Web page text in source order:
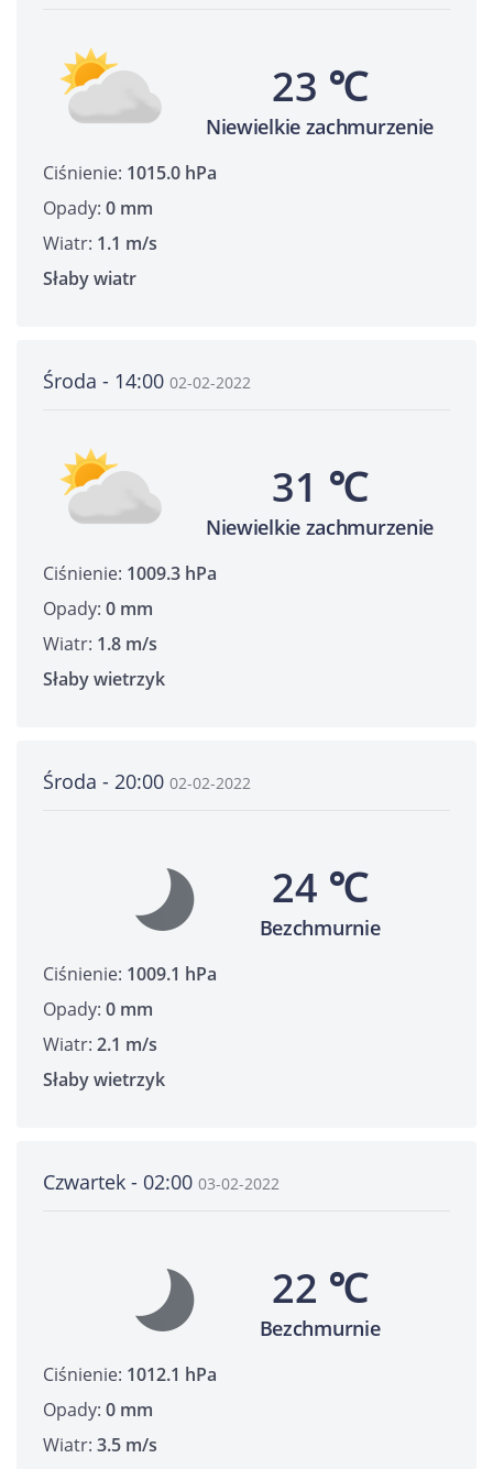
23 ℃
Niewielkie zachmurzenie
Ciśnienie: 1015.0 hPa
Opady: 0 mm
Wiatr: 1.1 m/s
Słaby wiatr
Środa - 14:00 02-02-2022
31 ℃
Niewielkie zachmurzenie
Ciśnienie: 1009.3 hPa
Opady: 0 mm
Wiatr: 1.8 m/s
Słaby wietrzyk
Środa - 20:00 02-02-2022
24 ℃
Bezchmurnie
Ciśnienie: 1009.1 hPa
Opady: 0 mm
Wiatr: 2.1 m/s
Słaby wietrzyk
Czwartek - 02:00 03-02-2022
22 ℃
Bezchmurnie
Ciśnienie: 1012.1 hPa
Opady: 0 mm
Wiatr: 3.5 m/s